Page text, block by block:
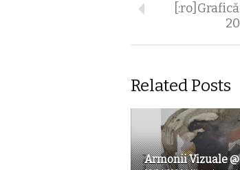
Related Posts
Armonii Vizuale